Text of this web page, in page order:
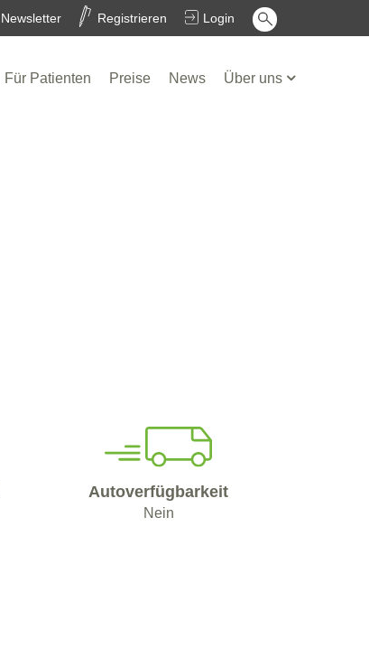
Login
Registrieren
Newsletter
Für Patienten Preise News Über uns
Autoverfügbarkeit
Nein